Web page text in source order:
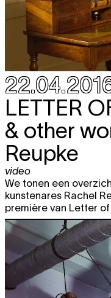
LETTER
& other
Reupke
video
We tonen een
kunstenares Rachel
première van Letter